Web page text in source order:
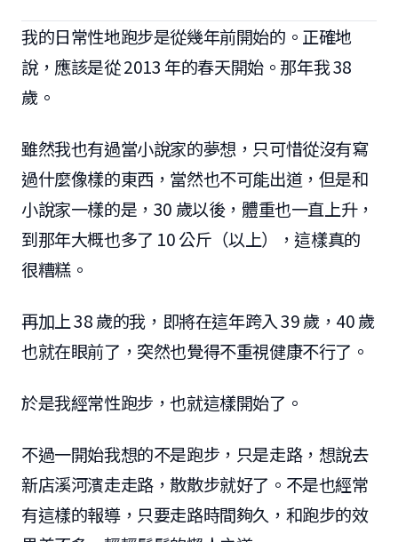
我的日常性地跑步是從幾年前開始的。正確地
說，應該是從 2013 年的春天開始。那年我 38
歲。
雖然我也有過當小說家的夢想，只可惜從沒有寫
過什麼像樣的東西，當然也不可能出道，但是和
小說家一樣的是，30 歲以後，體重也一直上升，
到那年大概也多了 10 公斤（以上），這樣真的
很糟糕。
再加上 38 歲的我，即將在這年跨入 39 歲，40 歲
也就在眼前了，突然也覺得不重視健康不行了。
於是我經常性跑步，也就這樣開始了。
不過一開始我想的不是跑步，只是走路，想說去
新店溪河濱走走路，散散步就好了。不是也經常
有這樣的報導，只要走路時間夠久，和跑步的效